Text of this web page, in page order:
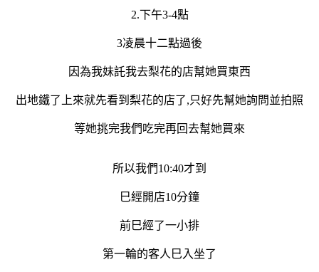
2.下午3-4點
3凌晨十二點過後
因為我妹託我去梨花的店幫她買東西
出地鐵了上來就先看到梨花的店了,只好先幫她詢問並拍照
等她挑完我們吃完再回去幫她買來
所以我們10:40才到
巳經開店10分鐘
前巳經了一小排
第一輪的客人巳入坐了